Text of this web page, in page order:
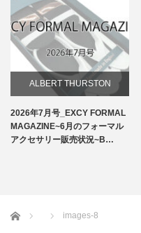
ALBERT THURSTON
お知らせ
2026年7月号_EXCY FORMAL
MAGAZINE~6月のフォーマル
アクセサリー販売状況~B…
ホーム images-8